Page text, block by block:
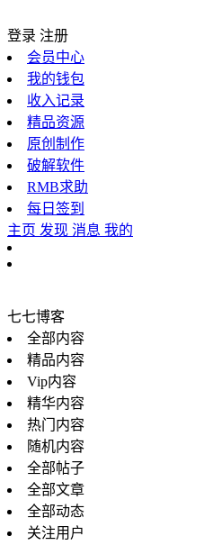
登录 注册
会员中心
我的钱包
收入记录
精品资源
原创制作
破解软件
RMB求助
每日签到
主页 发现 消息 我的
七七博客
全部内容
精品内容
Vip内容
精华内容
热门内容
随机内容
全部帖子
全部文章
全部动态
关注用户